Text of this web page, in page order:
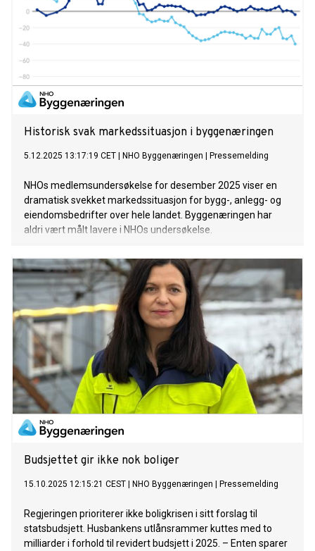
Historisk svak markedssituasjon i byggenæringen
5.12.2025 13:17:19 CET NHO Byggenæringen Pressemelding
NHOs medlemsundersøkelse for desember 2025 viser en
dramatisk svekket markedssituasjon for bygg-, anlegg- og
eiendomsbedrifter over hele landet. Byggenæringen har
aldri vært målt lavere i NHOs undersøkelse.
Budsjettet gir ikke nok boliger
15.10.2025 12:15:21 CEST NHO Byggenæringen Pressemelding
Regjeringen prioriterer ikke boligkrisen i sitt forslag til
statsbudsjett. Husbankens utlånsrammer kuttes med to
milliarder i forhold til revidert budsjett i 2025. – Enten sparer